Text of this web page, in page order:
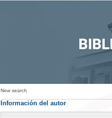
New search
Información del autor